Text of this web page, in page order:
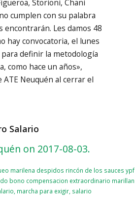
Storioni, Chani
cumplen con su palabra
encontrarán. Les damos 48
hay convocatoria, el lunes
definir la metodología
como hace un años»,
Neuquén al cerrar el
Salario
on 2017-08-03.
marilena despidos rincón de los sauces ypf
bono compensacion extraordinario marillan
marcha para exigir salario